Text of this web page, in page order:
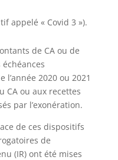
appelé « Covid 3 »).
de CA ou de
2020 ou 2021
CA ou aux recettes
par l’exonération.
de ces dispositifs
de
(IR) ont été mises